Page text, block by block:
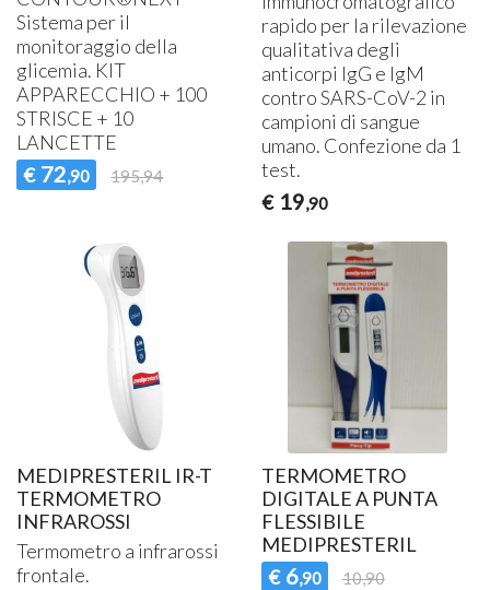
Sistema per il
monitoraggio della
glicemia. KIT
APPARECCHIO + 100
STRISCE + 10
LANCETTE
€ 72,90 195,94
rapido per la rilevazione
qualitativa degli
anticorpi IgG e IgM
controSARS-CoV-2 in
campioni di sangue
umano. Confezione da 1
test.
€ 19,90
MEDIPRESTERIL IR-T
TERMOMETRO
INFRAROSSI
Termometro a infrarossi
frontale.
TERMOMETRO
DIGITALE A PUNTA
FLESSIBILE
MEDIPRESTERIL
€ 6,90 10,90